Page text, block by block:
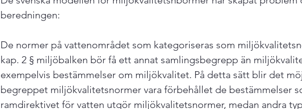
beredningen:
De normer på vattenområdet som kategoriseras som
kap. 2 § miljöbalken bör få ett annat samlingsbegrepp än
exempelvis bestämmelser om miljökvalitet. På detta sätt blir det
begreppet miljökvalitetsnormer vara förbehållet de bestämmelser
ramdirektivet för vatten utgör miljökvalitetsnormer, medan andra